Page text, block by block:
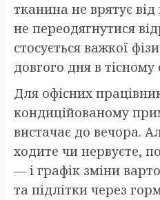
тканина не врятує
не переодягнутися
стосується важкої
довгого дня в тісному
Для офісних
кондиційованому
вистачає до вечора.
ходите чи нервуєте,
— і графік зміни
та підлітки через